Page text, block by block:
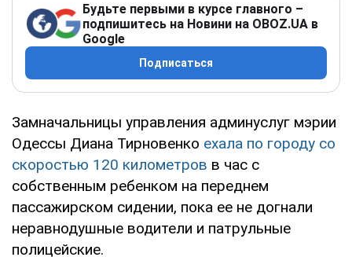
Будьте первыми в курсе главного –
подпишитесь на Новини на OBOZ.UA в
Google
Подписаться
Замначальницы управления админуслуг мэрии
Одессы Диана Тирновенко ехала по городу со
скоростью 120 километров в час с
собственным ребенком на переднем
пассажирском сидении, пока ее не догнали
неравнодушные водители и патрульные
полицейские.